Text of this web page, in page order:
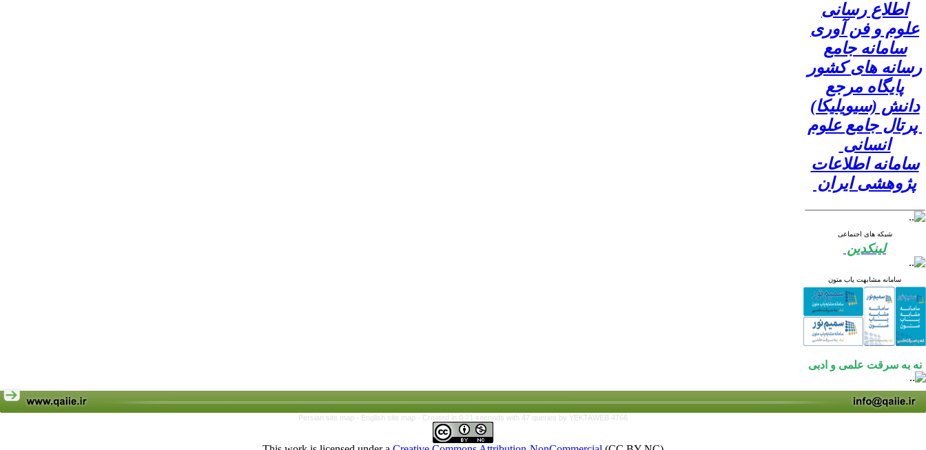
اطلاع رسانی
علوم و فن آوری
سامانه جامع
رسانه های کشور
پایگاه مرجع
دانش (سیویلیکا)
پرتال جامع علوم
انسانی
سامانه اطلاعات
پژوهشی ایران
شبکه های اجتماعی
لینکدین
سامانه مشابهت یاب متون
نه به سرقت علمی و ادبی
Persian site map - English site map - Created in 0.21 seconds with 47 queries by YEKTAWEB 4766